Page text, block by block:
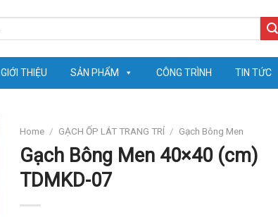
GIỚI THIỆU SẢN PHẨM CÔNG TRÌNH TIN TỨC
Home / GẠCH ỐP LÁT TRANG TRÍ / Gạch Bông Men
Gạch Bông Men 40×40 (cm)
TDMKD-07